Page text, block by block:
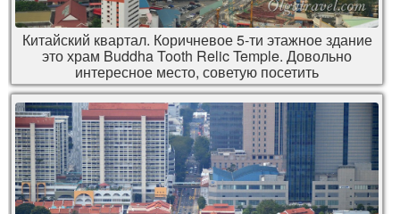
Китайский квартал. Коричневое 5-ти этажное здание
это храм Buddha Tooth Relic Temple. Довольно
интересное место, советую посетить